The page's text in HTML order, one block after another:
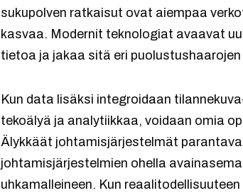
sukupolven ratkaisut ovat aiempaa
kasvaa. Modernit teknologiat avaavat
tietoa ja jakaa sitä eri
Kun data lisäksi integroidaan
tekoälyä ja analytiikkaa, voidaan omia
Älykkäät johtamisjärjestelmät
johtamisjärjestelmien ohella
uhkamalleineen. Kun